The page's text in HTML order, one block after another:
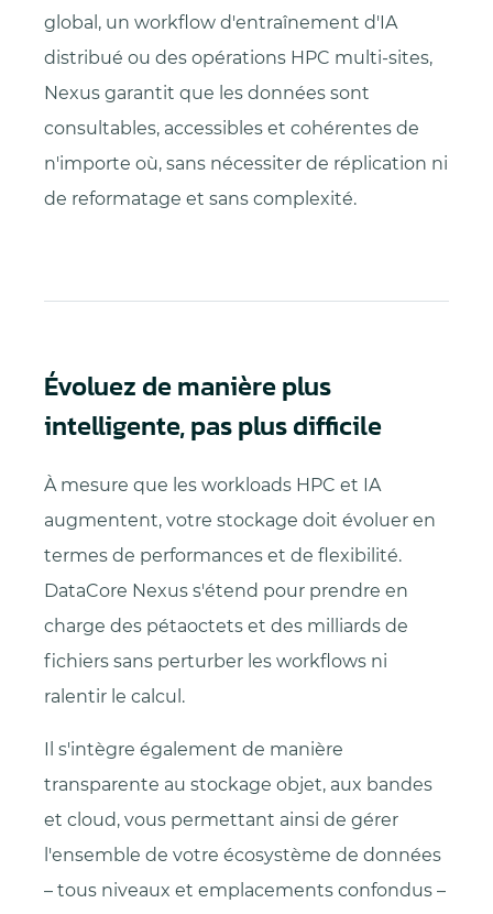
global, un workflow d'entraînement d'IA
distribué ou des opérations HPC multi-sites,
Nexus garantit que les données sont
consultables, accessibles et cohérentes de
n'importe où, sans nécessiter de réplication ni
de reformatage et sans complexité.
Évoluez de manière plus
intelligente, pas plus difficile
À mesure que les workloads HPC et IA
augmentent, votre stockage doit évoluer en
termes de performances et de flexibilité.
DataCore Nexus s'étend pour prendre en
charge des pétaoctets et des milliards de
fichiers sans perturber les workflows ni
ralentir le calcul.
Il s'intègre également de manière
transparente au stockage objet, aux bandes
et cloud, vous permettant ainsi de gérer
l'ensemble de votre écosystème de données
– tous niveaux et emplacements confondus –